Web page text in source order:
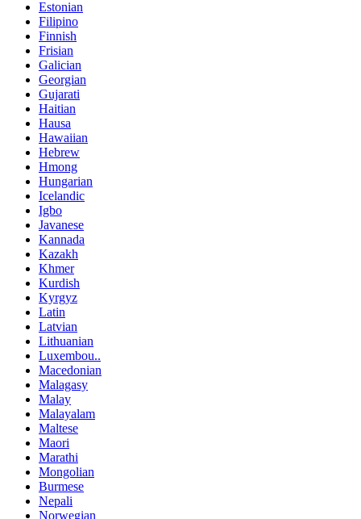
Estonian
Filipino
Finnish
Frisian
Galician
Georgian
Gujarati
Haitian
Hausa
Hawaiian
Hebrew
Hmong
Hungarian
Icelandic
Igbo
Javanese
Kannada
Kazakh
Khmer
Kurdish
Kyrgyz
Latin
Latvian
Lithuanian
Luxembou..
Macedonian
Malagasy
Malay
Malayalam
Maltese
Maori
Marathi
Mongolian
Burmese
Nepali
Norwegian